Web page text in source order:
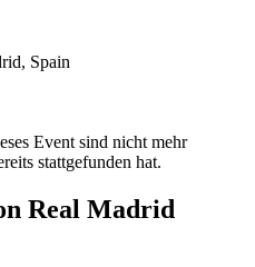
Spain
Event sind nicht mehr
stattgefunden hat.
Real Madrid